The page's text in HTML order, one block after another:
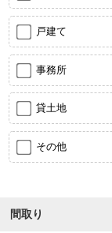
戸建て
事務所
貸土地
その他
間取り